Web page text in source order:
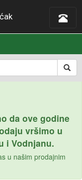
da ove godine
vršimo u
i Vodnjanu.
u našim prodajnim